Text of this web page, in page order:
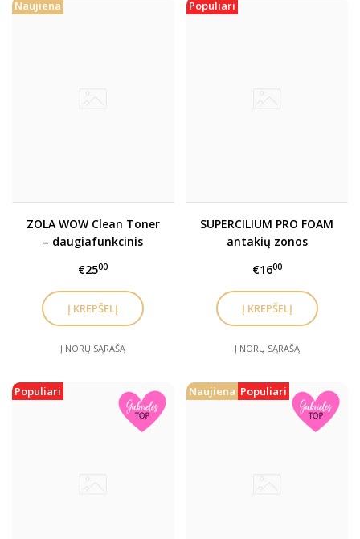
Naujiena
ZOLA WOW Clean Toner
– daugiafunkcinis
€2500
Į NORŲ SĄRAŠĄ
Populiari
SUPERCILIUM PRO FOAM
antakių zonos
€1600
Į NORŲ SĄRAŠĄ
Populiari Naujiena Populiari